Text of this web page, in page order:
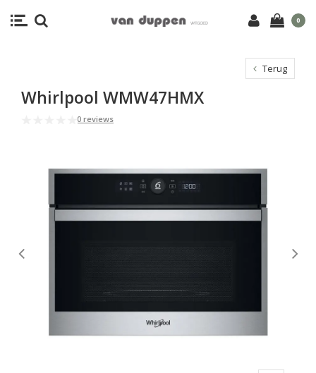
0
Terug
Whirlpool WMW47HMX
0 reviews